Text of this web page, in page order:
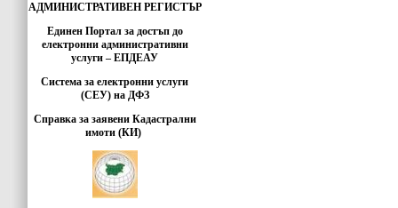
АДМИНИСТРАТИВЕН РЕГИСТЪР
Единен Портал за достъп до
електронни административни
услуги – ЕПДЕАУ
Система за електронни услуги
(СЕУ) на ДФЗ
Справка за заявени Кадастрални
имоти (КИ)